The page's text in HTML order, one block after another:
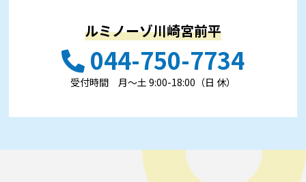
ルミノーゾ川崎宮前平
044-750-7734
受付時間 ⽉〜⼟ 9:00-18:00（日 休）